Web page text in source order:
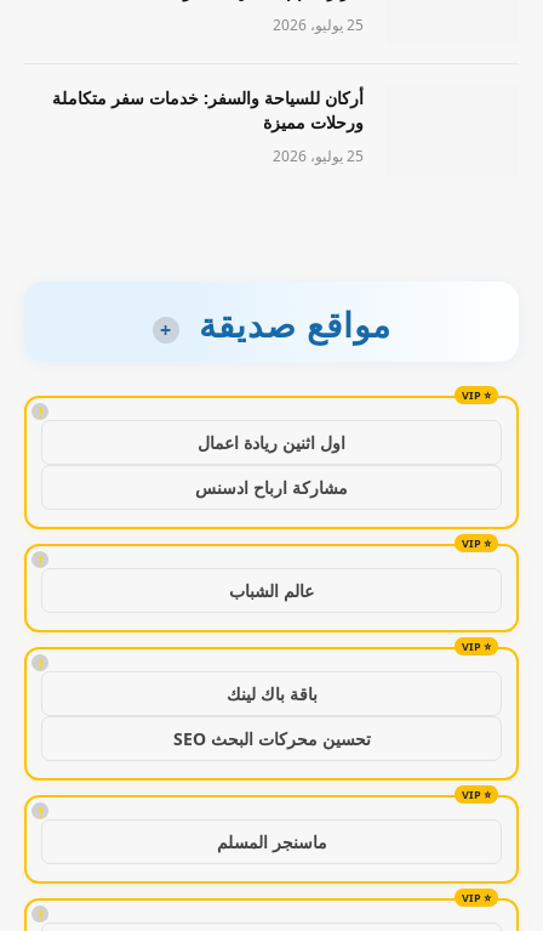
25 يوليو، 2026
أركان للسياحة والسفر: خدمات سفر متكاملة
ورحلات مميزة
25 يوليو، 2026
مواقع صديقة +
!
اول اثنين ريادة اعمال
مشاركة ارباح ادسنس
!
عالم الشباب
!
باقة باك لينك
تحسين محركات البحث SEO
!
ماسنجر المسلم
!